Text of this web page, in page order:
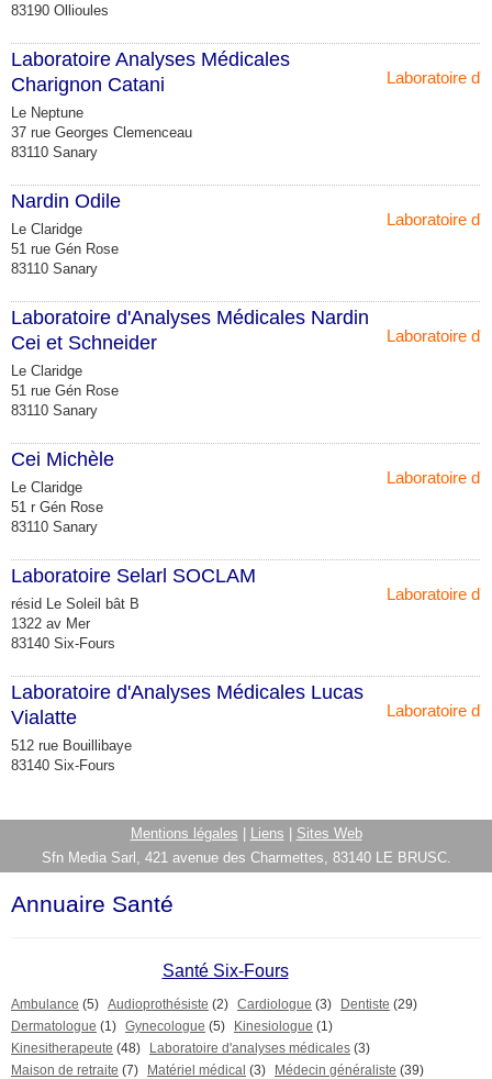
83190 Ollioules
Laboratoire
Laboratoire Analyses Médicales
Charignon Catani
Le Neptune
37 rue Georges Clemenceau
83110 Sanary
Laboratoire
Nardin Odile
Le Claridge
51 rue Gén Rose
83110 Sanary
Laboratoire
Laboratoire d'Analyses Médicales Nardin
Cei et Schneider
Le Claridge
51 rue Gén Rose
83110 Sanary
Laboratoire
Cei Michèle
Le Claridge
51 r Gén Rose
83110 Sanary
Laboratoire
Laboratoire Selarl SOCLAM
résid Le Soleil bât B
1322 av Mer
83140 Six-Fours
Laboratoire
Laboratoire d'Analyses Médicales Lucas
Vialatte
512 rue Bouillibaye
83140 Six-Fours
Mentions légales Liens
Sites Web
Sfn Media Sarl, 421 avenue des Charmettes, 83140 LE BRUSC.
Annuaire Santé
Santé Six-Fours
Ambulance (5) Audioprothésiste (2) Cardiologue (3) Dentiste (29)
Dermatologue (1) Gynecologue (5) Kinesiologue (1)
Kinesitherapeute (48) Laboratoire d'analyses médicales (3)
Maison de retraite (7) Matériel médical (3) Médecin généraliste (39)